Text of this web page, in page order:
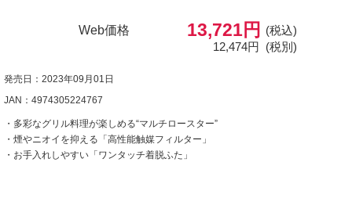
Web価格 13,721円
(税込)
12,474円 (税別)
発売日：2023年09月01日
JAN：4974305224767
・多彩なグリル料理が楽しめる“マルチロースター”
・煙やニオイを抑える「高性能触媒フィルター」
・お手入れしやすい「ワンタッチ着脱ふた」